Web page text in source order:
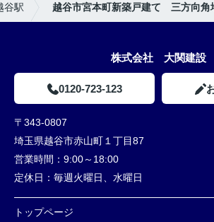
谷駅 越谷市宮本町新築戸建て 三方向角
株式会社 大関建設
0120-723-123
〒343-0807
埼玉県越谷市赤山町１丁目87
営業時間： 9:00～18:00
定休日： 毎週火曜日、水曜日
トップページ